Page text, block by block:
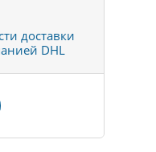
доставки
DHL